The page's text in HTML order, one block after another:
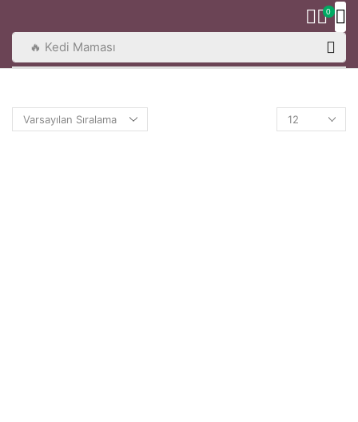
🔥 Kedi Maması
0